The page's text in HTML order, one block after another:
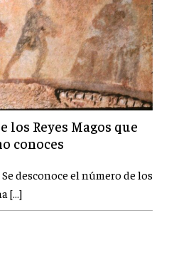
los Reyes Magos que
conoces
desconoce el número de los
[…]